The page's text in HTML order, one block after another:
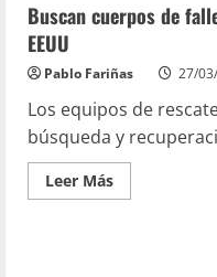
Buscan cuerpos de
EEUU
Pablo Fariñas 27/
Los equipos de
búsqueda y
Leer Más